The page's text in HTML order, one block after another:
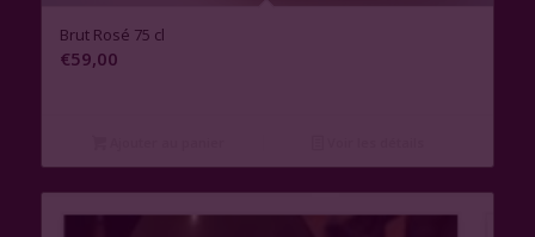
Brut Rosé 75 cl
€59,00